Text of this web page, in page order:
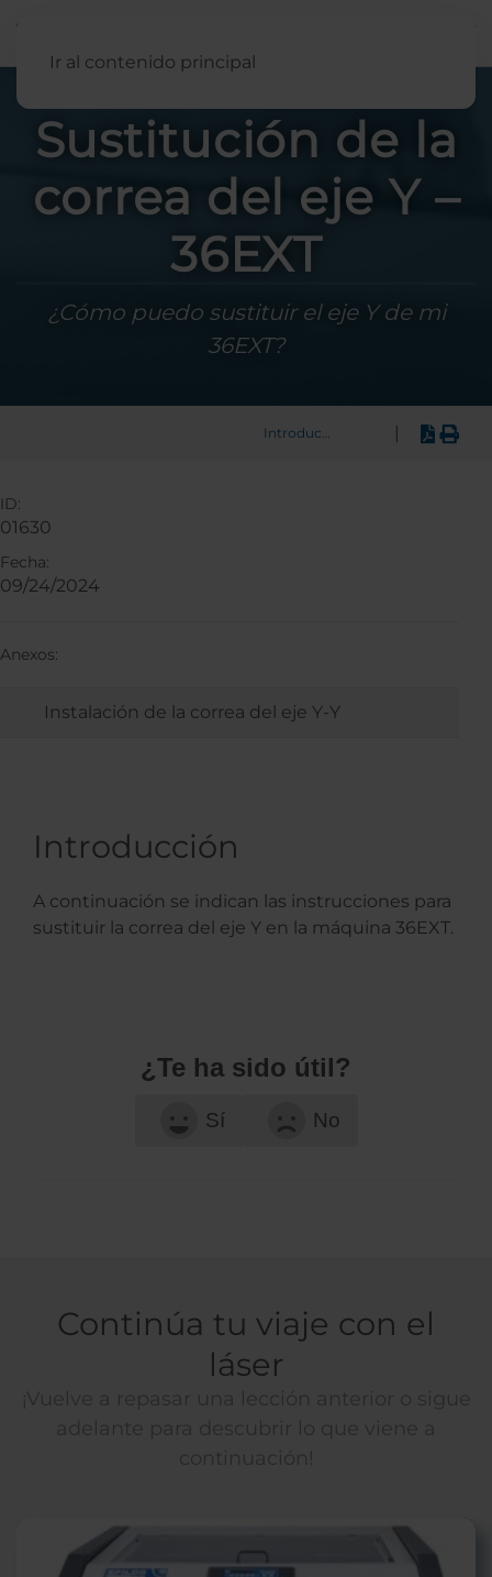
Ir al contenido principal
Sustitución de la
correa del eje Y –
36EXT
¿Cómo puedo sustituir el eje Y de mi
36EXT?
Introducción
Introducción
A continuación se indican las instrucciones para
sustituir la correa del eje Y en la máquina 36EXT.
¿Te ha sido útil?
Sí No
ID:
01630
Fecha:
09/24/2024
Anexos:
Instalación de la correa del eje Y-Y
Continúa tu viaje con el
láser